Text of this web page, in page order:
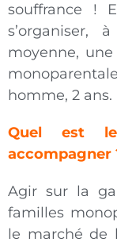
souffrance !
s’organiser,
moyenne,
homme, 2 ans.
Quel est
accompagner
Agir sur la
familles
le marché de